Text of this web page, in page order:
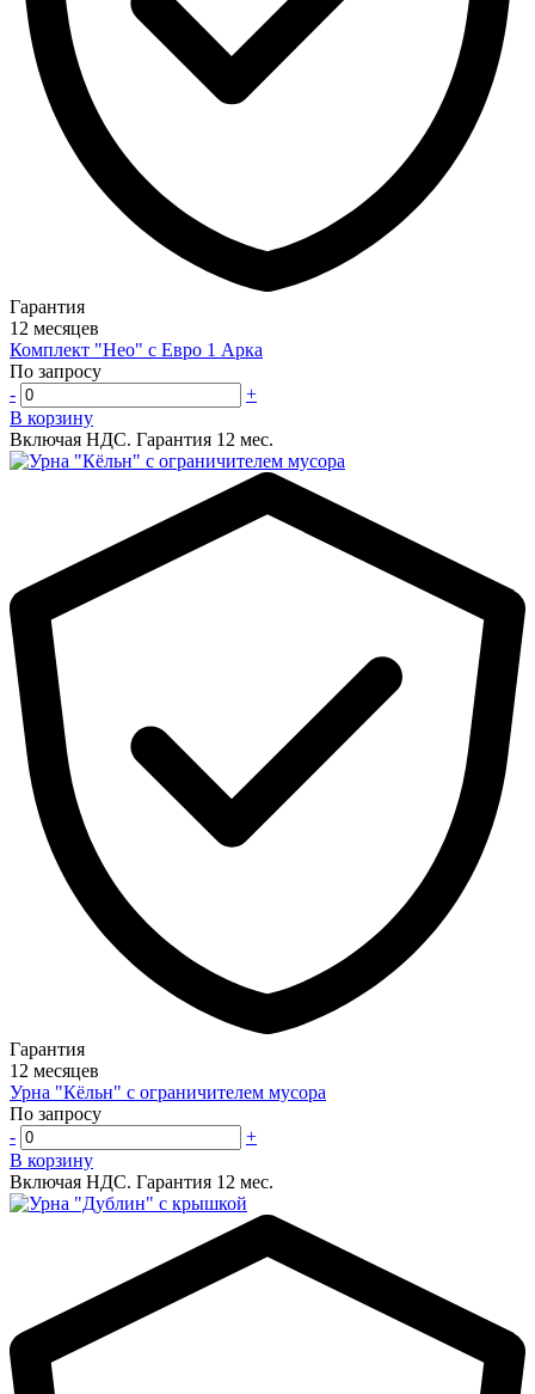
Гарантия
12 месяцев
Комплект "Нео" с Евро 1 Арка
По запросу
-
+
В корзину
Включая НДС. Гарантия 12 мес.
Гарантия
12 месяцев
Урна "Кёльн" с ограничителем мусора
По запросу
-
+
В корзину
Включая НДС. Гарантия 12 мес.